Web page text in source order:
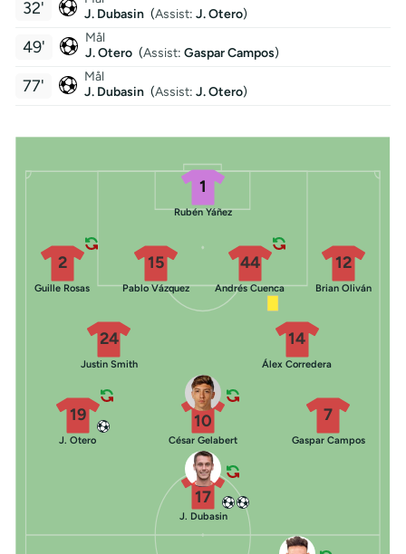
J. Dubasin (Assist: J. Otero)
32'
Mål
J. Otero (Assist: Gaspar Campos)
49'
Mål
J. Dubasin (Assist: J. Otero)
77'
1
Rubén Yáñez
12
Brian Oliván
44
Andrés Cuenca
15
Pablo Vázquez
2
Guille Rosas
14
Álex Corredera
24
Justin Smith
7
Gaspar Campos
10
César Gelabert
19
J. Otero
17
J. Dubasin